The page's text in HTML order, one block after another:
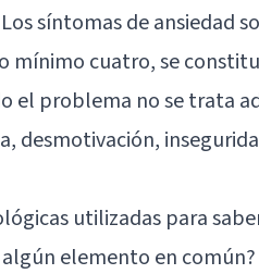
síntomas de ansiedad
mínimo cuatro, se
el problema no se trata
desmotivación,
utilizadas para
elemento en común?